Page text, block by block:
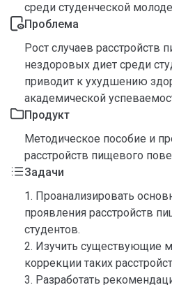
среди студенческой
Проблема
Рост случаев расстройств
нездоровых диет среди
приводит к ухудшению
академической
Продукт
Методическое пособие и
расстройств пищевого
Задачи
1. Проанализировать
проявления расстройств
студентов.
2. Изучить существующие
коррекции таких
3. Разработать